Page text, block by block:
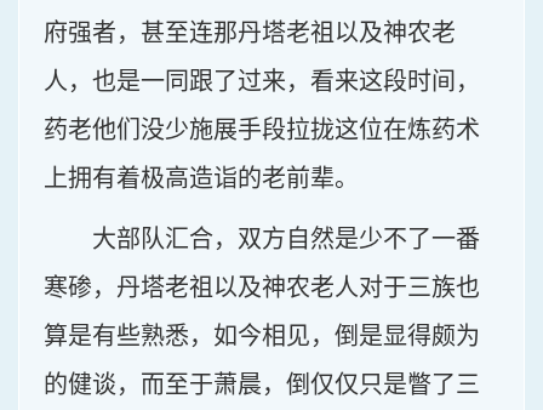
府强者，甚至连那丹塔老祖以及神农老
人，也是一同跟了过来，看来这段时间，
药老他们没少施展手段拉拢这位在炼药术
上拥有着极高造诣的老前辈。
大部队汇合，双方自然是少不了一番
寒碜，丹塔老祖以及神农老人对于三族也
算是有些熟悉，如今相见，倒是显得颇为
的健谈，而至于萧晨，倒仅仅只是瞥了三